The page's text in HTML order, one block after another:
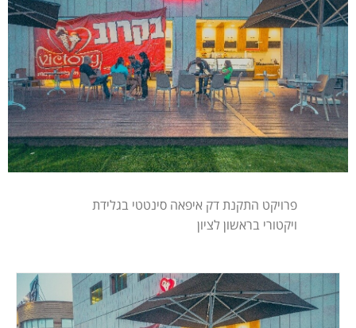
פרויקט התקנת דק איפאה סינטטי בגלידת
ויקטורי בראשון לציון